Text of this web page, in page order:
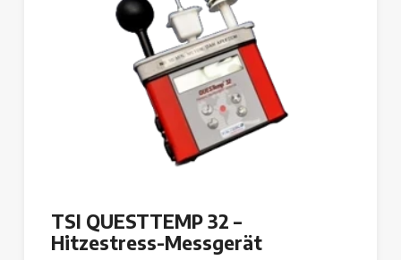
TSI QUESTTEMP 32 –
Hitzestress-Messgerät